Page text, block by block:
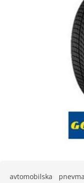
avtomobilska